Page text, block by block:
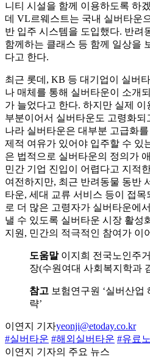
니티 시설을 함께 이용하도록 하
데 VL르웨스트는 국내 실버타운
반 입주 시스템을 도입했다. 반려
함께하는 클래스 등 함께 일상을
다고 한다.
최근 롯데, KB 등 대기업이 실버
나 매체를 통해 실버타운이 소개
가 늘었다고 한다. 하지만 실제 이
부분이어서 실버타운도 고령화되
나라 실버타운은 대부분 고급화
제적 여유가 있어야 입주할 수 있
은 법적으로 실버타운의 정의가
민간 기업 진입이 어렵다고 지적
여전하지만, 최근 반려동물 동반
타운, 세대 교류 서비스 등이 접
로 더 많은 고령자가 실버타운에
낼 수 있도록 실버타운 시장 활성
지원, 민간의 적극적인 참여가 이
도움말이지희 전국노인주
장(수원여대 사회복지학과
참고 보험연구원 ‘실버산업
략’
이연지 기자yeonji@etoday.co.kr
#실버타운 #해외실버타운 #유료
이연지 기자의 주요 뉴스